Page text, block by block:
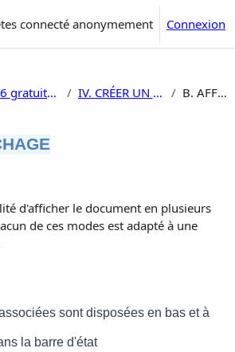
connecté anonymement Connexion
Formation Word 2016 gratuite faire un document IV. CRÉER UN DOCUMENT B. AFFICHAGE
d'afficher le document en plusieurs
de ces modes est adapté à une
sont disposées en bas et à
la barre d'état